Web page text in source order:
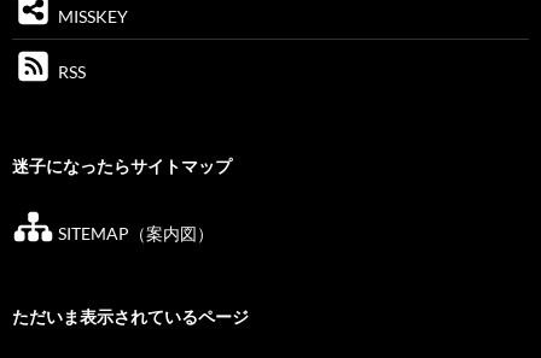
MISSKEY
RSS
迷子になったらサイトマップ
SITEMAP（案内図）
ただいま表示されているページ